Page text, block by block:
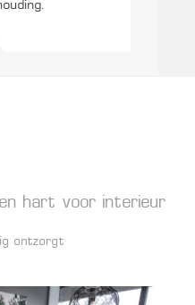
hart voor interieur
ontzorgt